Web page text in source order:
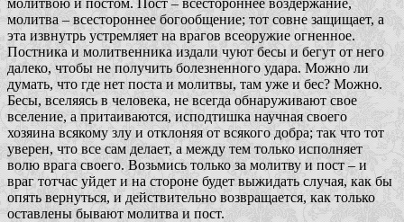
молитва – всестороннее богообщение; тот совне защищает, а
эта извнутрь устремляет на врагов всеоружие огненное.
Постника и молитвенника издали чуют бесы и бегут от него
далеко, чтобы не получить болезненного удара. Можно ли
думать, что где нет поста и молитвы, там уже и бес? Можно.
Бесы, вселяясь в человека, не всегда обнаруживают свое
вселение, а притаиваются, исподтишка научная своего
хозяина всякому злу и отклоняя от всякого добра; так что тот
уверен, что все сам делает, а между тем только исполняет
волю врага своего. Возьмись только за молитву и пост – и
враг тотчас уйдет и на стороне будет выжидать случая, как бы
опять вернуться, и действительно возвращается, как только
оставлены бывают молитва и пост.